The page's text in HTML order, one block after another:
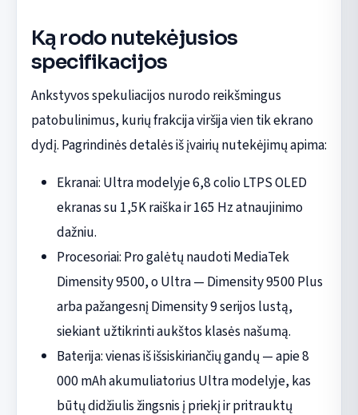
Ką rodo nutekėjusios
specifikacijos
Ankstyvos spekuliacijos nurodo reikšmingus
patobulinimus, kurių frakcija viršija vien tik ekrano
dydį. Pagrindinės detalės iš įvairių nutekėjimų apima:
Ekranai: Ultra modelyje 6,8 colio LTPS OLED
ekranas su 1,5K raiška ir 165 Hz atnaujinimo
dažniu.
Procesoriai: Pro galėtų naudoti MediaTek
Dimensity 9500, o Ultra — Dimensity 9500 Plus
arba pažangesnį Dimensity 9 serijos lustą,
siekiant užtikrinti aukštos klasės našumą.
Baterija: vienas iš išsiskiriančių gandų — apie 8
000 mAh akumuliatorius Ultra modelyje, kas
būtų didžiulis žingsnis į priekį ir pritrauktų